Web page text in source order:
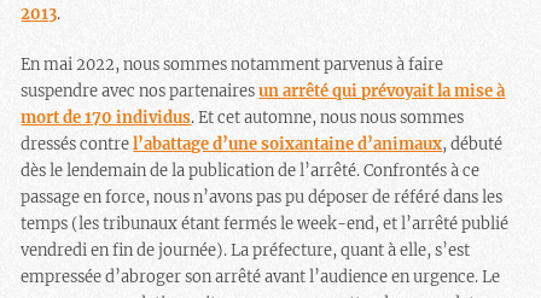
2013.
En mai 2022, nous sommes notamment parvenus à faire
suspendre avec nos partenairesun arrêté qui prévoyait la mise à
mort de 170 individus. Et cet automne, nous nous sommes
dressés contrel’abattage d’une soixantaine d’animaux, débuté
dès le lendemain de la publication de l’arrêté. Confrontés à ce
passage en force, nous n’avons pas pu déposer de référé dans les
temps (les tribunaux étant fermés le week-end, et l’arrêté publié
vendredi en fin de journée). La préfecture, quant à elle, s’est
empressée d’abroger son arrêté avant l’audience en urgence. Le